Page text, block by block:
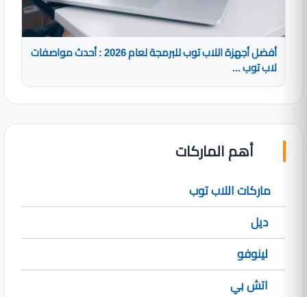
أفضل أجهزة اللاب توب للبرمجة لعام 2026 : أحدث مواصفات
لاب توب ...
أهم الماركات
ماركات اللاب توب
ديل
لينوفو
اتش بي